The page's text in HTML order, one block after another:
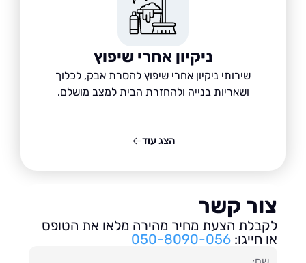
ניקיון אחרי שיפוץ
שירותי ניקיון אחרי שיפוץ להסרת אבק, לכלוך
ושאריות בנייה ולהחזרת הבית למצב מושלם.
קשר
הצעת מחיר מהירה מלאו את הטופס
חייגו:050-8090-056